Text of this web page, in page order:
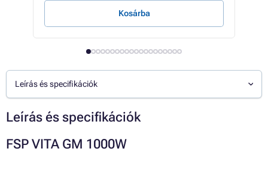
Kosárba
Leírás és specifikációk
Leírás és specifikációk
FSP VITA GM 1000W